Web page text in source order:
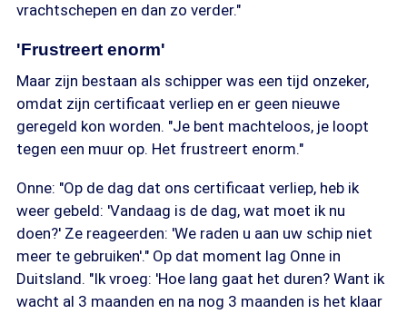
vrachtschepen en dan zo verder."
'Frustreert enorm'
Maar zijn bestaan als schipper was een tijd onzeker,
omdat zijn certificaat verliep en er geen nieuwe
geregeld kon worden. "Je bent machteloos, je loopt
tegen een muur op. Het frustreert enorm."
Onne: "Op de dag dat ons certificaat verliep, heb ik
weer gebeld: 'Vandaag is de dag, wat moet ik nu
doen?' Ze reageerden: 'We raden u aan uw schip niet
meer te gebruiken'." Op dat moment lag Onne in
Duitsland. "Ik vroeg: 'Hoe lang gaat het duren? Want ik
wacht al 3 maanden en na nog 3 maanden is het klaar